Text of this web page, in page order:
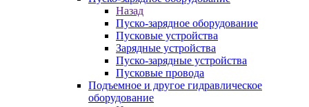
Назад
Пуско-зарядное оборудование
Пусковые устройства
Зарядные устройства
Пуско-зарядные устройства
Пусковые провода
Подъемное и другое гидравлическое
оборудование